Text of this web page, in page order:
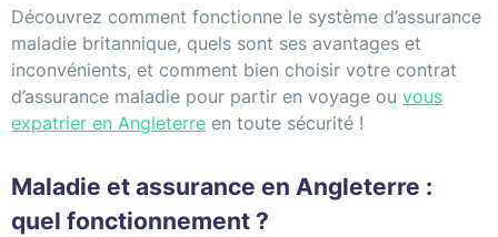
Découvrez comment fonctionne le système d’assurance
maladie britannique, quels sont ses avantages et
inconvénients, et comment bien choisir votre contrat
d’assurance maladie pour partir en voyage ou vous
expatrier en Angleterre en toute sécurité !
Maladie et assurance en Angleterre :
quel fonctionnement ?